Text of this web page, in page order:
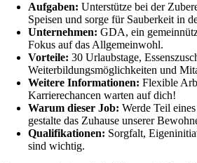
Aufgaben: Unterstütze bei der
Speisen und sorge für Sauberkeit in
Unternehmen: GDA, ein
Fokus auf das Allgemeinwohl.
Vorteile: 30 Urlaubstage,
Weiterbildungsmöglichkeiten und
Weitere Informationen: Flexible
Karrierechancen warten auf dich!
Warum dieser Job: Werde Teil
gestalte das Zuhause unserer
Qualifikationen: Sorgfalt,
sind wichtig.